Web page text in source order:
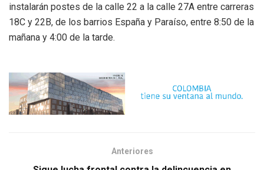
instalarán postes de la calle 22 a la calle 27A entre carreras
18C y 22B, de los barrios España y Paraíso, entre 8:50 de la
mañana y 4:00 de la tarde.
Anteriores